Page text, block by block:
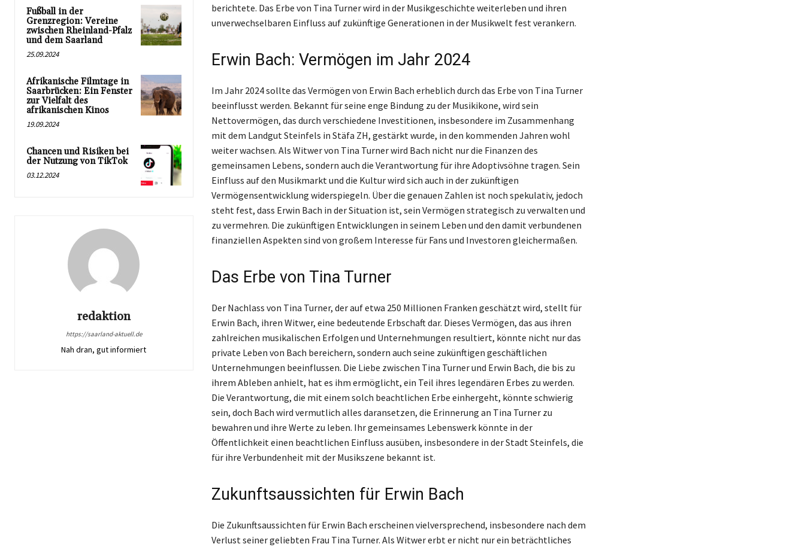
Fußball in der
Grenzregion: Vereine
zwischen Rheinland-Pfalz
und dem Saarland
25.09.2024
Afrikanische Filmtage in
Saarbrücken: Ein Fenster
zur Vielfalt des
afrikanischen Kinos
19.09.2024
Chancen und Risiken bei
der Nutzung von TikTok
03.12.2024
redaktion
https://saarland-aktuell.de
Nah dran, gut informiert
berichtete. Das Erbe von Tina Turner wird in der Musikgeschichte weiterleben und ihren
unverwechselbaren Einfluss auf zukünftige Generationen in der Musikwelt fest verankern.
Erwin Bach: Vermögen im Jahr 2024
Im Jahr 2024 sollte das Vermögen von Erwin Bach erheblich durch das Erbe von Tina Turner
beeinflusst werden. Bekannt für seine enge Bindung zu der Musikikone, wird sein
Nettovermögen, das durch verschiedene Investitionen, insbesondere im Zusammenhang
mit dem Landgut Steinfels in Stäfa ZH, gestärkt wurde, in den kommenden Jahren wohl
weiter wachsen. Als Witwer von Tina Turner wird Bach nicht nur die Finanzen des
gemeinsamen Lebens, sondern auch die Verantwortung für ihre Adoptivsöhne tragen. Sein
Einfluss auf den Musikmarkt und die Kultur wird sich auch in der zukünftigen
Vermögensentwicklung widerspiegeln. Über die genauen Zahlen ist noch spekulativ, jedoch
steht fest, dass Erwin Bach in der Situation ist, sein Vermögen strategisch zu verwalten und
zu vermehren. Die zukünftigen Entwicklungen in seinem Leben und den damit verbundenen
finanziellen Aspekten sind von großem Interesse für Fans und Investoren gleichermaßen.
Das Erbe von Tina Turner
Der Nachlass von Tina Turner, der auf etwa 250 Millionen Franken geschätzt wird, stellt für
Erwin Bach, ihren Witwer, eine bedeutende Erbschaft dar. Dieses Vermögen, das aus ihren
zahlreichen musikalischen Erfolgen und Unternehmungen resultiert, könnte nicht nur das
private Leben von Bach bereichern, sondern auch seine zukünftigen geschäftlichen
Unternehmungen beeinflussen. Die Liebe zwischen Tina Turner und Erwin Bach, die bis zu
ihrem Ableben anhielt, hat es ihm ermöglicht, ein Teil ihres legendären Erbes zu werden.
Die Verantwortung, die mit einem solch beachtlichen Erbe einhergeht, könnte schwierig
sein, doch Bach wird vermutlich alles daransetzen, die Erinnerung an Tina Turner zu
bewahren und ihre Werte zu leben. Ihr gemeinsames Lebenswerk könnte in der
Öffentlichkeit einen beachtlichen Einfluss ausüben, insbesondere in der Stadt Steinfels, die
für ihre Verbundenheit mit der Musikszene bekannt ist.
Zukunftsaussichten für Erwin Bach
Die Zukunftsaussichten für Erwin Bach erscheinen vielversprechend, insbesondere nach dem
Verlust seiner geliebten Frau Tina Turner. Als Witwer erbt er nicht nur ein beträchtliches